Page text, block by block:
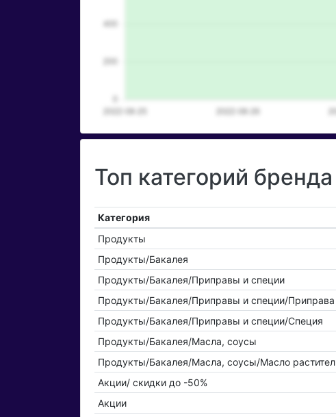
Топ категорий
Категория
Продукты
Продукты/Бакалея
Продукты/Бакалея/Приправы и специи
Продукты/Бакалея/Приправы и специи/Приправа
Продукты/Бакалея/Приправы и специи/Специя
Продукты/Бакалея/Масла, соусы
Продукты/Бакалея/Масла, соусы/Масло
Акции/ скидки до -50%
Акции